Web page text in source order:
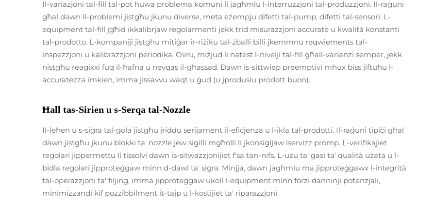
Il-variazjoni tal-fill tal-pot huwa problema komuni li jagħmlu l-interruzzjoni tal-produzzjoni. Il-raġuni
għal dawn il-problemi jistgħu jkunu diverse, meta eżempju difetti tal-pump, difetti tal-sensori. L-
equipment tal-fill jgħid ikkalibrjaw regolarmenti jekk trid misurazzjoni accurate u kwalità konstanti
tal-prodotto. L-kompaniji jistgħu mitiġar ir-riżiku tal-żballi billi jkemmnu reqwiements tal-
inspezzjoni u kalibrazzjoni periodika. Ovru, miżjud li natest l-nivelji tal-fill għall-varianzi semper, jekk
nistgħu reagixxi fuq il-ħafna u nevqas il-għassad. Dawn is-sittwiep preemptivi mhux biss jiftuħu l-
accuratezza imkien, imma jissavvu waqt u ġud (u jprodusiu prodott buon).
Ħall tas-Sirien u s-Serqa tal-Nozzle
Il-leħen u s-sigra tal-gola jistgħu jriddu serijament il-efiċjenza u l-ikla tal-prodotti. Il-raġuni tipiċi għal
dawn jistgħu jkunu blokki ta' nozzle jew sigilli mgħolli li jkonsigljaw iservizz promp. L-verifikajiet
regolari jippermettu li tissolvi dawn is-sitwazzjonijiet f'sa tan-nifs. L-użu ta' gasi ta' qualità użata u l-
bidla regolari jipproteġgaw minn d-dawl ta' sigra. Minjja, dawn jagħmlu ma jipproteġgawx l-integrità
tal-operazzjoni ta' filjing, imma jipproteġgaw ukoll l-equipment minn forzi danninji potenzjali,
minimizzandi kif pozzibbilment it-tajp u l-kostijiet ta' riparazzjoni.